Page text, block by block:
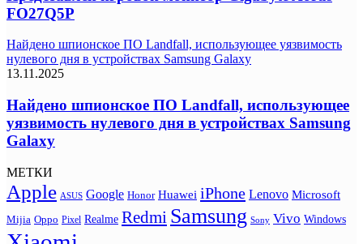
FO27Q5P
Найдено шпионское ПО Landfall, использующее уязвимость
нулевого дня в устройствах Samsung Galaxy
13.11.2025
Найдено шпионское ПО Landfall, использующее
уязвимость нулевого дня в устройствах Samsung
Galaxy
МЕТКИ
Apple ASUS Google Honor Huawei iPhone Lenovo Microsoft
Mijia Oppo Pixel Realme Redmi Samsung Sony Vivo Windows